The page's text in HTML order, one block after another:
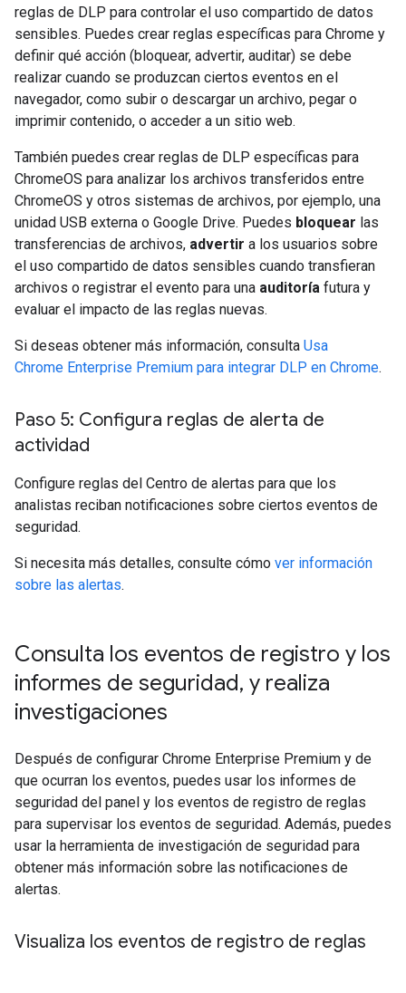
reglas de DLP para controlar el uso compartido de datos
sensibles. Puedes crear reglas específicas para Chrome y
definir qué acción (bloquear, advertir, auditar) se debe
realizar cuando se produzcan ciertos eventos en el
navegador, como subir o descargar un archivo, pegar o
imprimir contenido, o acceder a un sitio web.
También puedes crear reglas de DLP específicas para
ChromeOS para analizar los archivos transferidos entre
ChromeOS y otros sistemas de archivos, por ejemplo, una
unidad USB externa o Google Drive. Puedes bloquear las
transferencias de archivos, advertir a los usuarios sobre
el uso compartido de datos sensibles cuando transfieran
archivos o registrar el evento para una auditoría futura y
evaluar el impacto de las reglas nuevas.
Si deseas obtener más información, consulta Usa
Chrome Enterprise Premium para integrar DLP en Chrome.
Paso 5: Configura reglas de alerta de
actividad
Configure reglas del Centro de alertas para que los
analistas reciban notificaciones sobre ciertos eventos de
seguridad.
Si necesita más detalles, consulte cómo ver información
sobre las alertas.
Consulta los eventos de registro y los
informes de seguridad, y realiza
investigaciones
Después de configurar Chrome Enterprise Premium y de
que ocurran los eventos, puedes usar los informes de
seguridad del panel y los eventos de registro de reglas
para supervisar los eventos de seguridad. Además, puedes
usar la herramienta de investigación de seguridad para
obtener más información sobre las notificaciones de
alertas.
Visualiza los eventos de registro de reglas